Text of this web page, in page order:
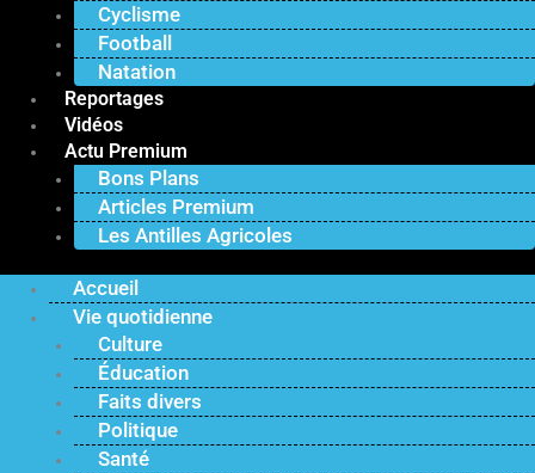
Cyclisme
Football
Natation
Reportages
Vidéos
Actu Premium
Bons Plans
Articles Premium
Les Antilles Agricoles
Accueil
Vie quotidienne
Culture
Éducation
Faits divers
Politique
Santé